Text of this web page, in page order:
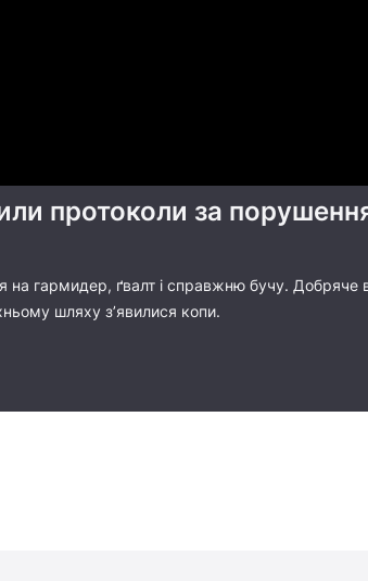
протоколи за
на гармидер, ґвалт і справжню бучу. Добряче
шляху з’явилися копи.